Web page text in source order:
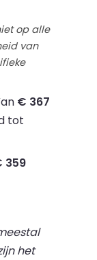
op alle
van
€ 367
tot
359
het